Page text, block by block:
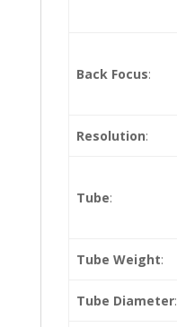
Back Focus:
Resolution:
Tube:
Tube Weight:
Tube Diameter: